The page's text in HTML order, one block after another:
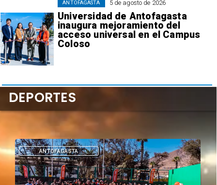
5 de agosto de 2026
Universidad de Antofagasta
inaugura mejoramiento del
acceso universal en el Campus
Coloso
ANTOFAGASTA
DEPORTES
DEPORTES